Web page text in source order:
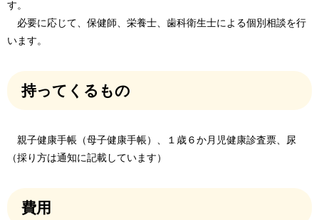
す。
必要に応じて、保健師、栄養士、歯科衛生士による個別相談を行
います。
持ってくるもの
親子健康手帳（母子健康手帳）、１歳６か月児健康診査票、尿
（採り方は通知に記載しています）
費用